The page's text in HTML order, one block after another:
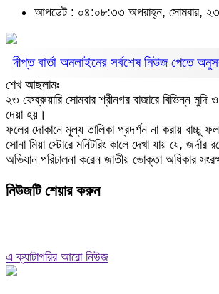
আপডেট : ০৪:০৮:৩৩ অপরাহ্ন, সোমবার, ২৩
দীপ্ত বার্তা অনলাইনের সর্বশেষ নিউজ পেতে
শেখ আছলামঃ
২৩ ফেব্রুয়ারি সোমবার শ্রীনগর বাজারে বিভিন্ন মুদি
দেয়া হয়।
ফলের দোকানে মূল্য তালিকা প্রদর্শন না করায় বাচ্চু ফল
সোনা মিয়া স্টোরে মনিটরিং কালে দেখা যায় যে,
অভিযান পরিচালনা করেন জাতীয় ভোক্তা অধিকার
নিউজটি শেয়ার করুন
এ ক্যাটাগরির আরো নিউজ